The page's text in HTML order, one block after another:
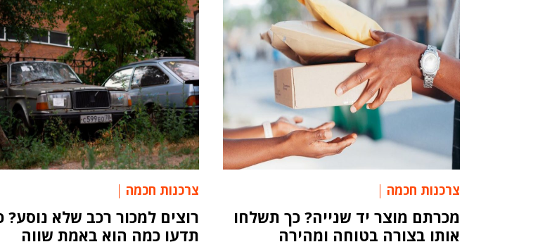
צרכנות חכמה
מכרתם מוצר יד שנייה? כך תשלחו
אותו בצורה בטוחה ומהירה
צרכנות חכמה
רוצים למכור רכב שלא נוסע?
תדעו כמה הוא באמת שווה